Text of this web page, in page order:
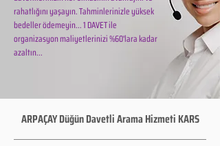
rahatlığını yaşayın. Tahminlerinizle yüksek
bedeller ödemeyin... 1 DAVET ile
organizasyon maliyetlerinizi %60'lara kadar
azaltın...
ARPAÇAY Düğün Davetli Arama Hizmeti KARS